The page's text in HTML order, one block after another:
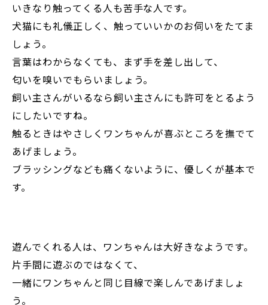
いきなり触ってくる人も苦手な人です。
犬猫にも礼儀正しく、触っていいかのお伺いをたてま
しょう。
言葉はわからなくても、まず手を差し出して、
匂いを嗅いでもらいましょう。
飼い主さんがいるなら飼い主さんにも許可をとるよう
にしたいですね。
触るときはやさしくワンちゃんが喜ぶところを撫でて
あげましょう。
ブラッシングなども痛くないように、優しくが基本で
す。
遊んでくれる人は、ワンちゃんは大好きなようです。
片手間に遊ぶのではなくて、
一緒にワンちゃんと同じ目線で楽しんであげましょ
う。